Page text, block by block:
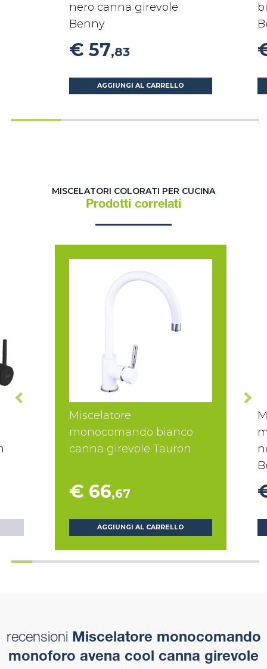
nero canna girevole
Benny
€ 57,83
AGGIUNGI AL CARRELLO
MISCELATORI COLORATI PER CUCINA
Prodotti correlati
Miscelatore
monocomando bianco
canna girevole Tauron
€ 66,67
AGGIUNGI AL CARRELLO
recensioni Miscelatore monocomando
monoforo avena cool canna girevole